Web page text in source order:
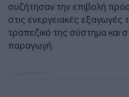
συζήτησαν την επιβολή
στις ενεργειακές εξαγωγές
τραπεζικό της σύστημα και
παραγωγή.